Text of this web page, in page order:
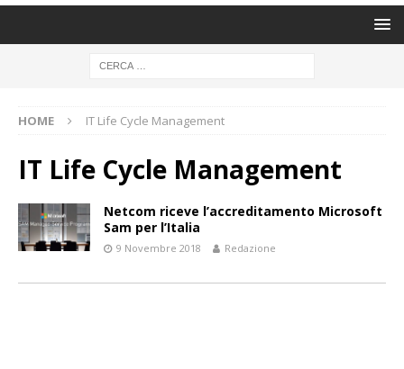
HOME IT Life Cycle Management
IT Life Cycle Management
Netcom riceve l’accreditamento Microsoft
Sam per l’Italia
9 Novembre 2018 Redazione